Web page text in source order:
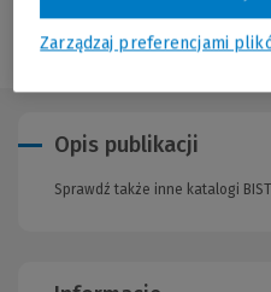
Opis publikacji
Sprawdź także inne katalogi
Zarządzaj preferencjami